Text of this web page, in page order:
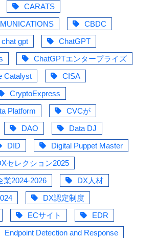
CARATS
CBDC
chat gpt
ChatGPT
ChatGPTエンタープライズ
Catalyst
CISA
CryptoExpress
Platform
CVCが
DAO
Data DJ
DID
Digital Puppet Master
セレクション2025
業2024-2026
DX人材
DX認定制度
ECサイト
EDR
Endpoint Detection and Response